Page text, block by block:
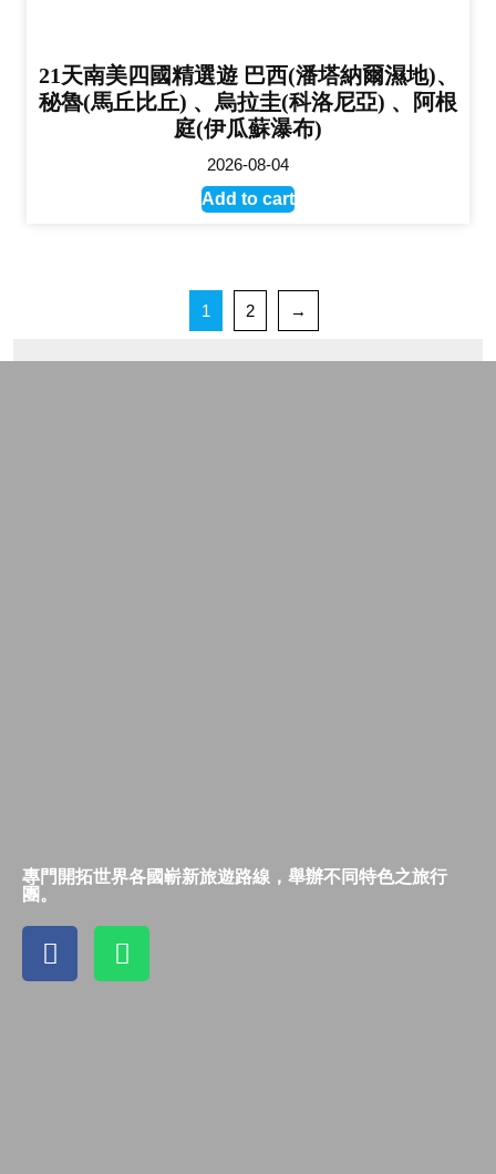
21天南美四國精選遊 巴西(潘塔納爾濕地)、
秘魯(馬丘比丘) 、烏拉圭(科洛尼亞) 、阿根
庭(伊瓜蘇瀑布)
2026-08-04
Add to cart
1 2 →
專門開拓世界各國嶄新旅遊路線，舉辦不同特色之旅行
團。